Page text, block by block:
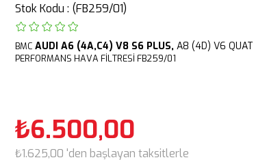
Stok Kodu (FB259/01)
BMC AUDI A6 (4A,C4) V8 S6 PLUS, A8 (4D) V6
PERFORMANS HAVA FİLTRESİ FB259/01
₺6.500,00
₺1.625,00 'den başlayan taksitlerle